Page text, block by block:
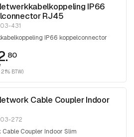
IP66
RJ45
431
IP66 koppelconnector
80
BTW)
Cable Coupler Indoor
272
Coupler Indoor Slim